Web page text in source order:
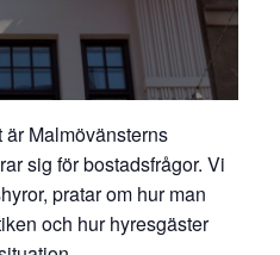
Malmövänsterns
sig för bostadsfrågor. Vi
pratar om hur man
och hur hyresgäster